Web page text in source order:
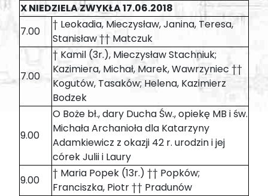
X NIEDZIELA ZWYKŁA 17.06.2018
7.00
† Leokadia, Mieczysław, Janina, Teresa,
Stanisław †† Matczuk
7.00
† Kamil (3r.), Mieczysław Stachniuk;
Kazimiera, Michał, Marek, Wawrzyniec ††
Kogutów, Tasaków; Helena, Kazimierz
Bodzek
9.00
O Boże bł., dary Ducha Św., opiekę MB i św.
Michała Archanioła dla Katarzyny
Adamkiewicz z okazji 42 r. urodzin i jej
córek Julii i Laury
9.00
† Maria Popek (13r.) †† Popków;
Franciszka, Piotr †† Pradunów